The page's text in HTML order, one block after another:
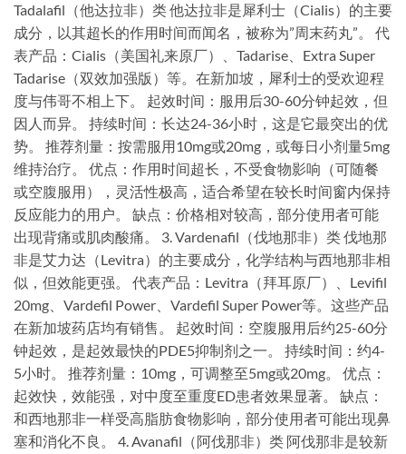
Tadalafil（他达拉非）类 他达拉非是犀利士（Cialis）的主要
成分，以其超长的作用时间而闻名，被称为”周末药丸”。 代
表产品：Cialis（美国礼来原厂）、Tadarise、Extra Super
Tadarise（双效加强版）等。在新加坡，犀利士的受欢迎程
度与伟哥不相上下。 起效时间：服用后30-60分钟起效，但
因人而异。 持续时间：长达24-36小时，这是它最突出的优
势。 推荐剂量：按需服用10mg或20mg，或每日小剂量5mg
维持治疗。 优点：作用时间超长，不受食物影响（可随餐
或空腹服用），灵活性极高，适合希望在较长时间窗内保持
反应能力的用户。 缺点：价格相对较高，部分使用者可能
出现背痛或肌肉酸痛。 3. Vardenafil（伐地那非）类 伐地那
非是艾力达（Levitra）的主要成分，化学结构与西地那非相
似，但效能更强。 代表产品：Levitra（拜耳原厂）、Levifil
20mg、Vardefil Power、Vardefil Super Power等。这些产品
在新加坡药店均有销售。 起效时间：空腹服用后约25-60分
钟起效，是起效最快的PDE5抑制剂之一。 持续时间：约4-
5小时。 推荐剂量：10mg，可调整至5mg或20mg。 优点：
起效快，效能强，对中度至重度ED患者效果显著。 缺点：
和西地那非一样受高脂肪食物影响，部分使用者可能出现鼻
塞和消化不良。 4. Avanafil（阿伐那非）类 阿伐那非是较新